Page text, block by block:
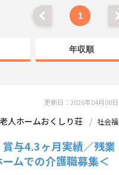
1
年収順
更新日：2026年04月08日
人ホームおくしり荘
社会福
賞与4.3ヶ月実績／残業
ムでの介護職募集＜